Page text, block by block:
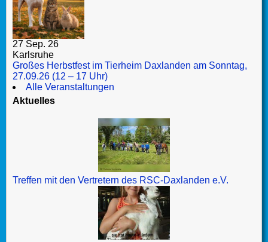
27 Sep. 26
Karlsruhe
Großes Herbstfest im Tierheim Daxlanden am Sonntag,
27.09.26 (12 – 17 Uhr)
Alle Veranstaltungen
Aktuelles
Treffen mit den Vertretern des RSC-Daxlanden e.V.